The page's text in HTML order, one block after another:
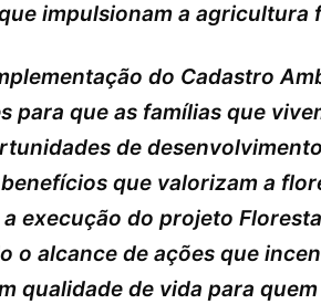
impulsionam a agricultura
do Cadastro
para que as famílias que
de
que valorizam a
execução do projeto
o alcance de ações que
qualidade de vida para